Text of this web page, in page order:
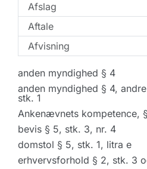
Afslag
Aftale
Afvisning
anden myndighed § 4
anden myndighed § 4,
stk. 1
Ankenævnets kompetence,
bevis § 5, stk. 3, nr. 4
domstol § 5, stk. 1, litra e
erhvervsforhold § 2, stk. 3